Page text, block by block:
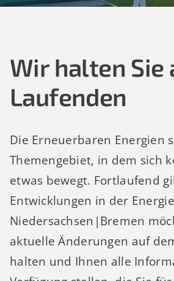
Wir halten Sie
Laufenden
Die Erneuerbaren Energien
Themengebiet, in dem sich
etwas bewegt. Fortlaufend
Entwicklungen in der
Niedersachsen|Bremen
aktuelle Änderungen auf
halten und Ihnen alle